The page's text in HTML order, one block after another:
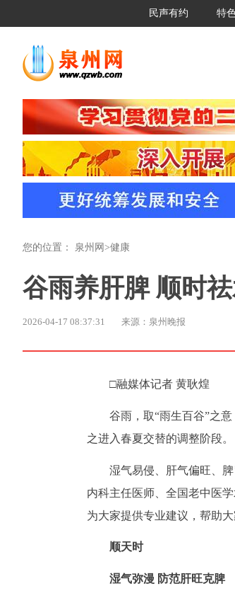
民声有约 特
您的位置： 泉州网 >健康
谷雨养肝脾 顺时
2026-04-17 08:37:31 来源：泉州晚报
□融媒体记者 黄耿煌
谷雨，取“雨生百谷”之
之进入春夏交替的调整阶段。
湿气易侵、肝气偏旺、
内科主任医师、全国老中医
为大家提供专业建议，帮助
顺天时
湿气弥漫 防范肝旺克脾